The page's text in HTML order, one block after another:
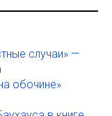
случаи» —
обочине»